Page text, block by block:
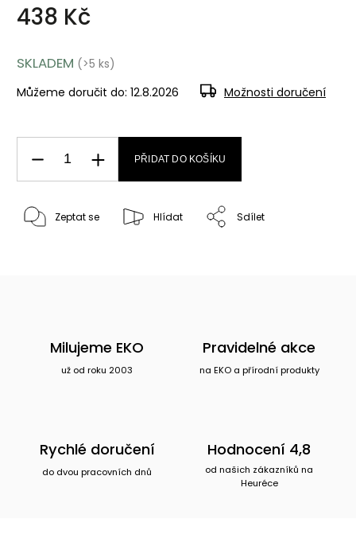
438 Kč
SKLADEM (>5 ks)
Můžeme doručit do: 12.8.2026 Možnosti doručení
PŘIDAT DO KOŠÍKU
Zeptat se Hlídat Sdílet
Milujeme EKO
už od roku 2003
Pravidelné akce
na EKO a přírodní produkty
Rychlé doručení
do dvou pracovních dnů
Hodnocení 4,8
od našich zákazníků na
Heuréce